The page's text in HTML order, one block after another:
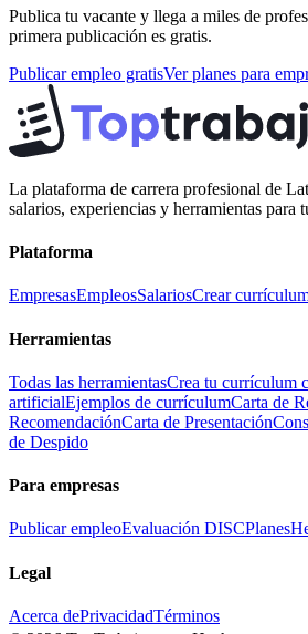
Publica tu vacante y llega a miles de
primera publicación es gratis.
Publicar empleo gratisVer planes para
La plataforma de carrera profesional de
salarios, experiencias y herramientas para
Plataforma
EmpresasEmpleosSalariosCrear
Herramientas
Todas las herramientasCrea tu currículum
artificialEjemplos de currículumCarta de
RecomendaciónCarta de Presentación
de Despido
Para empresas
Publicar empleoEvaluación DISCPlanes
Legal
Acerca dePrivacidadTérminos